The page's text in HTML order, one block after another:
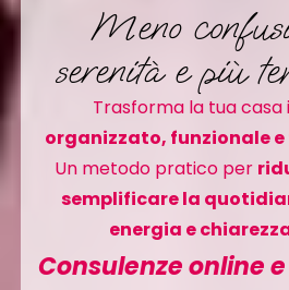
Meno
serenità e più
Trasforma la tua casa
organizzato, funzionale
Un metodo pratico per
semplificare la
energia e
Consulenze online